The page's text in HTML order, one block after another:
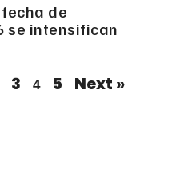
de
se intensifican
3 4 5 Next »